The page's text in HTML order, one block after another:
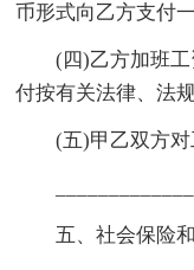
币形式向乙方支付
(四)乙方加班
付按有关法律、法
(五)甲乙双方
五、社会保险